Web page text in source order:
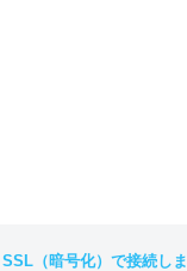
SSL（暗号化）で接続し